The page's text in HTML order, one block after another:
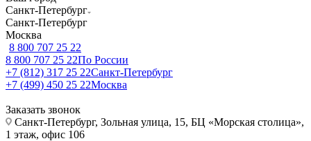
Санкт-Петербург
Санкт-Петербург
Москва
8 800 707 25 22
8 800 707 25 22По России
+7 (812) 317 25 22Санкт-Петербург
+7 (499) 450 25 22Москва
Заказать звонок
Санкт-Петербург, Зольная улица, 15, БЦ «Морская столица»,
1 этаж, офис 106